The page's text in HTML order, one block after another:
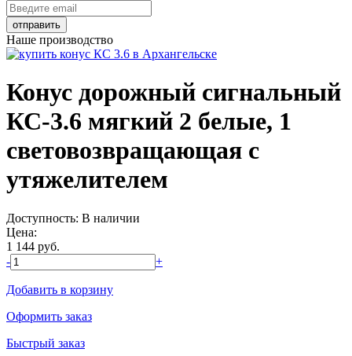
Наше производство
Конус дорожный сигнальный
КС-3.6 мягкий 2 белые, 1
световозвращающая с
утяжелителем
Доступность: В наличии
Цена:
1 144 руб.
-
+
Добавить в корзину
Оформить заказ
Быстрый заказ